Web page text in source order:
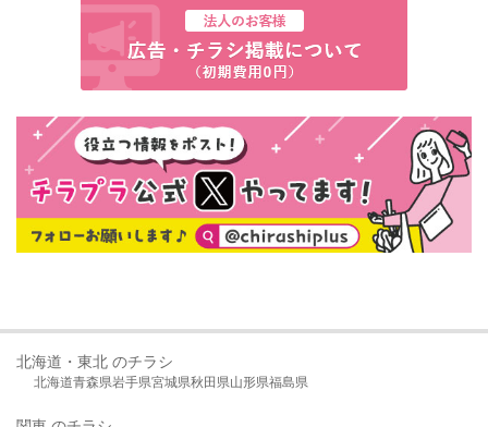
北海道・東北 のチラシ
北海道青森県岩手県宮城県秋田県山形県福島県